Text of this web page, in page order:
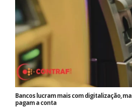
Bancos lucram mais com digitalização,
pagam a conta